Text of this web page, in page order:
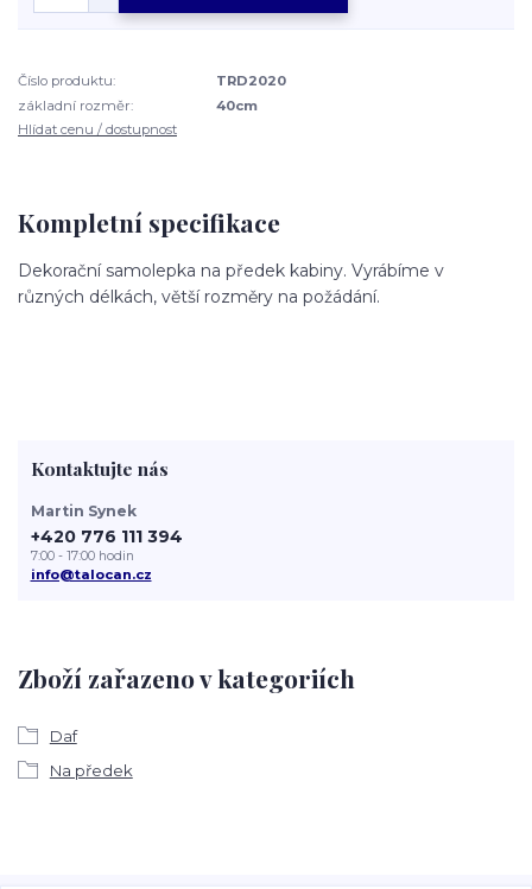
Číslo produktu:
TRD2020
základní rozměr:
40cm
Hlídat cenu / dostupnost
Kompletní specifikace
Dekorační samolepka na předek kabiny. Vyrábíme v
různých délkách, větší rozměry na požádání.
Zboží zařazeno v kategoriích
Daf
Na předek
Kontaktujte nás
Martin Synek
+420 776 111 394
7:00 - 17:00 hodin
info@talocan.cz